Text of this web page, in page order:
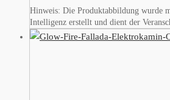
Hinweis: Die Produktabbildung wurde
Intelligenz erstellt und dient der